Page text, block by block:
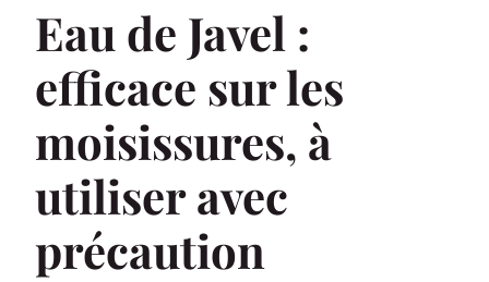
Eau de Javel :
efficace sur les
moisissures, à
utiliser avec
précaution